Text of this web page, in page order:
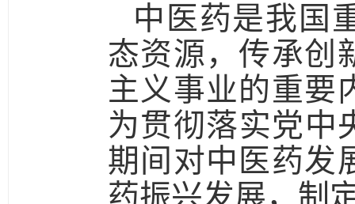
中医药是我国
态资源，传承创
主义事业的重要
为贯彻落实党中
期间对中医药发
药振兴发展，制